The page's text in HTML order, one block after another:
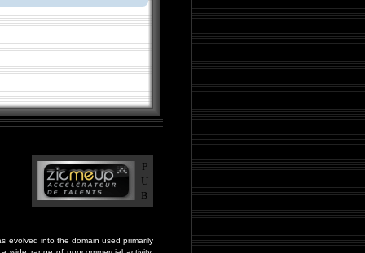
P
U
B
evolved into the domain used primarily